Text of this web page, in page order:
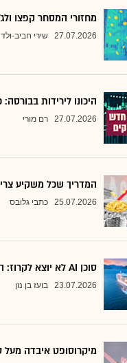
מחזורי המסחר קפצו
27.07.2026 שירי חביב-
היכונו לירידות
27.07.2026 רם מורי
המדריך שכל משקיע צריך להכיר - ועוד
25.07.2026 כתבי גלובס
סוכן AI לא יוצא לקרוז: הבנק שמסמן את המניות שחסינות מפני המהפכה
23.07.2026 בועז בן נון
מיקרוסופט איבדה מעל